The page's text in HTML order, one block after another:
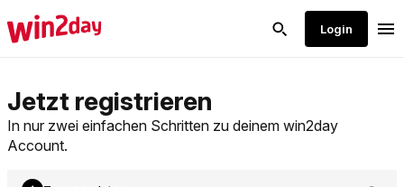
Jetzt registrieren
In nur zwei einfachen Schritten zu deinem win2day
Account.